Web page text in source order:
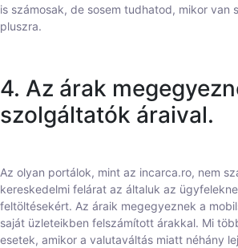
is számosak, de sosem tudhatod, mikor van
pluszra.
4. Az árak
szolgáltatók áraival.
Az olyan portálok, mint az incarca.ro, nem
kereskedelmi felárat az általuk az
feltöltésekért. Az áraik megegyeznek a
saját üzleteikben felszámított árakkal. Mi
esetek, amikor a valutaváltás miatt néhány